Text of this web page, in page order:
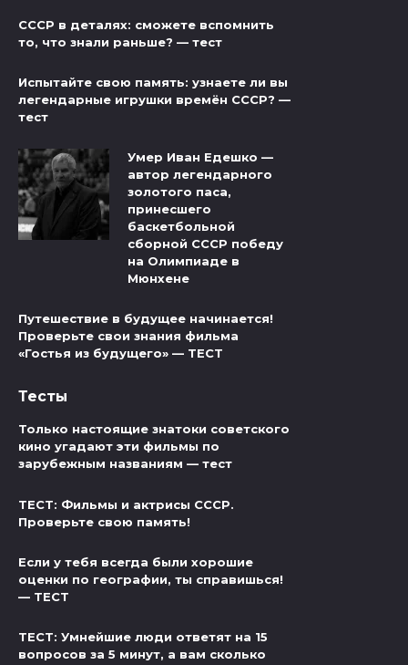
СССР в деталях: сможете вспомнить
то, что знали раньше? — тест
Испытайте свою память: узнаете ли вы
легендарные игрушки времён СССР? —
тест
Умер Иван Едешко —
автор легендарного
золотого паса,
принесшего
баскетбольной
сборной СССР победу
на Олимпиаде в
Мюнхене
Путешествие в будущее начинается!
Проверьте свои знания фильма
«Гостья из будущего» — ТЕСТ
Тесты
Только настоящие знатоки советского
кино угадают эти фильмы по
зарубежным названиям — тест
ТЕСТ: Фильмы и актрисы СССР.
Проверьте свою память!
Если у тебя всегда были хорошие
оценки по географии, ты справишься!
— ТЕСТ
ТЕСТ: Умнейшие люди ответят на 15
вопросов за 5 минут, а вам сколько